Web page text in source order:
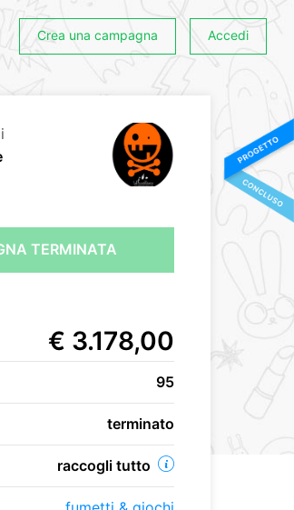
Crea una campagna Accedi
TERMINATA
€ 3.178,00
95
terminato
raccogli tutto